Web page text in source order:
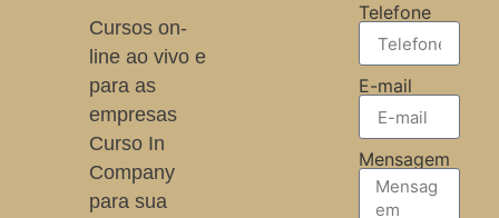
Cursos on-
line ao vivo e
para as
empresas
Curso In
Company
para sua
Telefone
E-mail
Mensagem